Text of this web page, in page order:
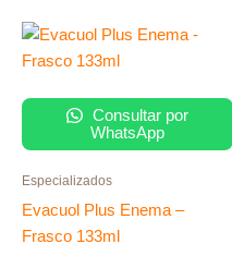
Consultar por
WhatsApp
Especializados
Evacuol Plus Enema –
Frasco 133ml